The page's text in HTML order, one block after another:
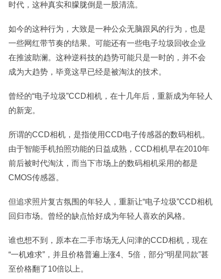
时代，这种真实和朦胧倒是一股清流。
如今的这种行为，大致是一种公众无脑跟风的行为，也是
一些网红带节奏的结果。可能还有一些电子垃圾回收企业
在推波助澜。这种逆科技的趋势可能只是一时的，并不会
成为大趋势，毕竟这早已经是被淘汰的技术。
曾经的“电子垃圾”CCD相机，在十几年后，重新成为年轻人
的新宠。
所谓的CCD相机，是指使用CCD电子传感器的数码相机。
由于智能手机拍照功能的日益成熟，CCD相机早在2010年
前后被时代淘汰，而当下市场上的数码相机采用的都是
CMOS传感器。
但追求照片复古氛围的年轻人，重新让“电子垃圾”CCD相机
回归市场。曾经的缺点恰好成为年轻人喜欢的风格。
谁也想不到，原本在二手市场无人问津的CCD相机，现在
“一机难求”，并且价格普遍上涨4、5倍，部分“明星同款”甚
至价格翻了10倍以上。